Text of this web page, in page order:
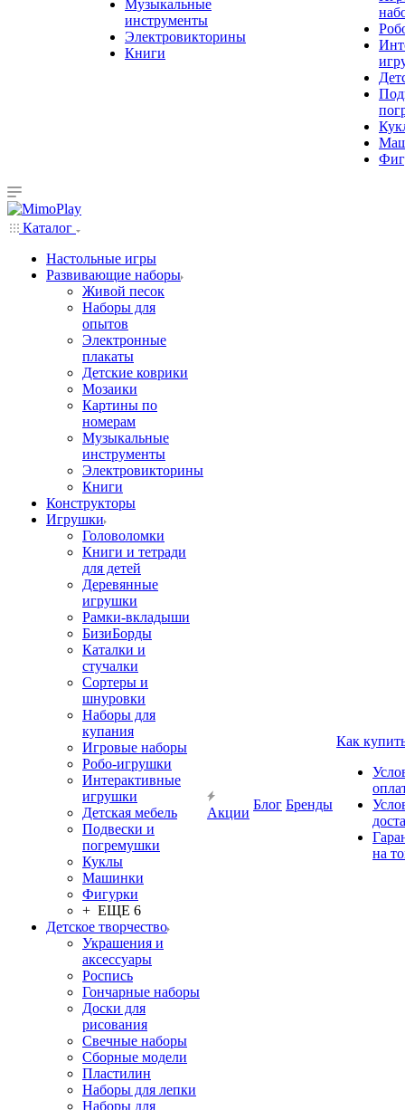
Музыкальные
инструменты
Электровикторины
Книги
Каталог
Настольные игры
Развивающие наборы
Живой песок
Наборы для
опытов
Электронные
плакаты
Детские коврики
Мозаики
Картины по
номерам
Музыкальные
инструменты
Электровикторины
Книги
Конструкторы
Игрушки
Головоломки
Книги и тетради
для детей
Деревянные
игрушки
Рамки-вкладыши
БизиБорды
Каталки и
стучалки
Сортеры и
шнуровки
Наборы для
купания
Игровые наборы
Робо-игрушки
Интерактивные
игрушки
Детская мебель
Подвески и
погремушки
Куклы
Машинки
Фигурки
+ ЕЩЕ 6
Детское творчество
Украшения и
аксессуары
Роспись
Гончарные наборы
Доски для
рисования
Свечные наборы
Сборные модели
Пластилин
Наборы для лепки
Наборы для
Акции
Блог Бренды
Как
на